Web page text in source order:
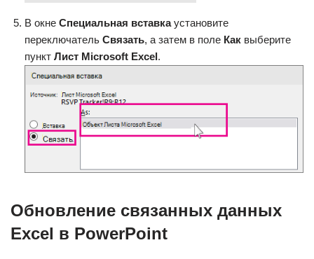
В окне Специальная вставкаустановите
переключатель Связать, а затем в поле Как выберите
пункт Лист Microsoft Excel .
Обновление связанных данных
Excel в PowerPoint